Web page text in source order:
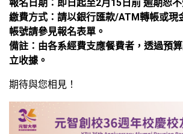
報名日期：即日起至2月15日前 逾期恕
繳費方式：請以銀行匯款/ATM轉帳或現
帳號請參見報名表單。
備註：由各系經費支應餐費者，透過預
立收據。
期待與您相見！